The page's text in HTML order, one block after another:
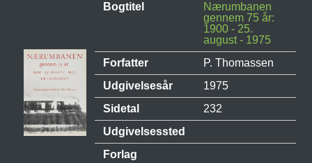
Bogtitel
Nærumbanen
gennem 75 år:
1900 - 25.
august - 1975
Forfatter
P. Thomassen
Udgivelsesår
1975
Sidetal
232
Udgivelsessted
Forlag